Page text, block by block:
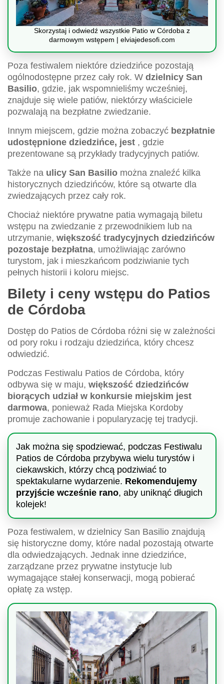
Skorzystaj i odwiedź wszystkie Patio w Córdoba z
darmowym wstępem | elviajedesofi.com
Poza festiwalem niektóre dziedzińce pozostają
ogólnodostępne przez cały rok. W dzielnicy San
Basilio, gdzie, jak wspomnieliśmy wcześniej,
znajduje się wiele patiów, niektórzy właściciele
pozwalają na bezpłatne zwiedzanie.
Innym miejscem, gdzie można zobaczyć bezpłatnie
udostępnione dziedzińce, jest , gdzie
prezentowane są przykłady tradycyjnych patiów.
Także na ulicy San Basilio można znaleźć kilka
historycznych dziedzińców, które są otwarte dla
zwiedzających przez cały rok.
Chociaż niektóre prywatne patia wymagają biletu
wstępu na zwiedzanie z przewodnikiem lub na
utrzymanie, większość tradycyjnych dziedzińców
pozostaje bezpłatna, umożliwiając zarówno
turystom, jak i mieszkańcom podziwianie tych
pełnych historii i koloru miejsc.
Bilety i ceny wstępu do Patios
de Córdoba
Dostęp do Patios de Córdoba różni się w zależności
od pory roku i rodzaju dziedzińca, który chcesz
odwiedzić.
Podczas Festiwalu Patios de Córdoba, który
odbywa się w maju, większość dziedzińców
biorących udział w konkursie miejskim jest
darmowa, ponieważ Rada Miejska Kordoby
promuje zachowanie i popularyzację tej tradycji.
Jak można się spodziewać, podczas Festiwalu
Patios de Córdoba przybywa wielu turystów i
ciekawskich, którzy chcą podziwiać to
spektakularne wydarzenie. Rekomendujemy
przyjście wcześnie rano, aby uniknąć długich
kolejek!
Poza festiwalem, w dzielnicy San Basilio znajdują
się historyczne domy, które nadal pozostają otwarte
dla odwiedzających. Jednak inne dziedzińce,
zarządzane przez prywatne instytucje lub
wymagające stałej konserwacji, mogą pobierać
opłatę za wstęp.